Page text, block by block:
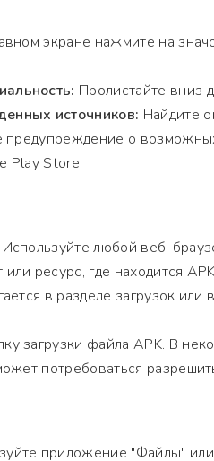
экране нажмите на
Пролистайте вниз
источников: Найдите
предупреждение о
Play Store.
Используйте любой веб-
или ресурс, где находится
в разделе загрузок или
загрузки файла APK. В
потребоваться
приложение "Файлы"